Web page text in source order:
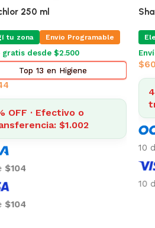
250 ml
tu zona Envio Programable
gratis desde $2.500
Top 13 en Higiene
OFF · Efectivo o
$1.002
$104
$104
$
10
10